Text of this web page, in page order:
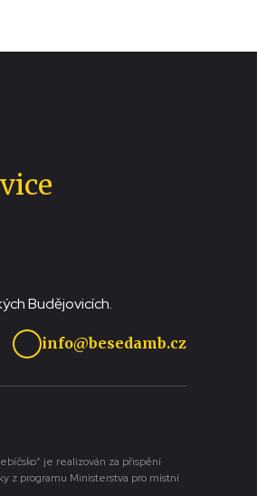
Budějovicích.
info@besedamb.cz
je realizován za přispění
z programu Ministerstva pro místní